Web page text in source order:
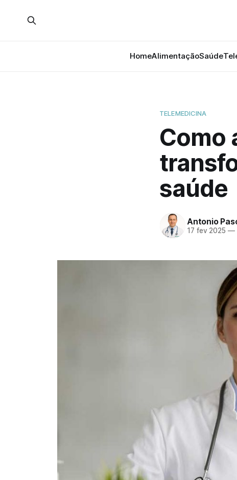
HomeAlimentaçãoSaúde
TELEMEDICINA
Como
saúde
Antonio
17 fev 2025 —